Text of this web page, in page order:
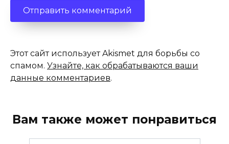
Этот сайт использует Akismet для борьбы со
спамом. Узнайте, как обрабатываются ваши
данные комментариев.
Вам также может понравиться